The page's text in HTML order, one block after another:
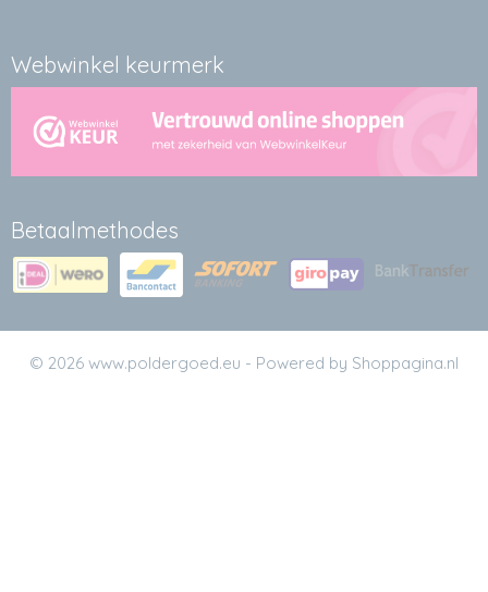
Webwinkel keurmerk
Betaalmethodes
© 2026 www.poldergoed.eu - Powered by Shoppagina.nl